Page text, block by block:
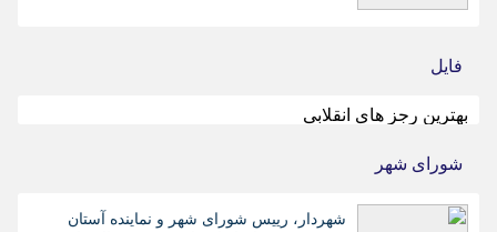
فایل
بهترین رجز های انقلابی
شورای شهر
شهردار، رییس شورای شهر و نماینده آستان